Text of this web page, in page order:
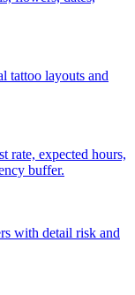
tattoo layouts and
rate, expected hours,
buffer.
with detail risk and